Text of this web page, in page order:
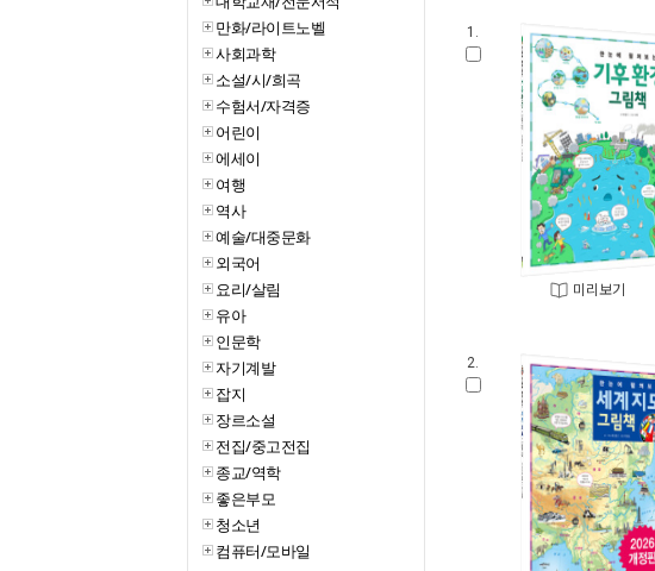
만화/라이트노벨
사회과학
소설/시/희곡
수험서/자격증
어린이
에세이
여행
역사
예술/대중문화
외국어
요리/살림
유아
인문학
자기계발
잡지
장르소설
전집/중고전집
종교/역학
좋은부모
청소년
컴퓨터/모바일
1.
미리보기
2.